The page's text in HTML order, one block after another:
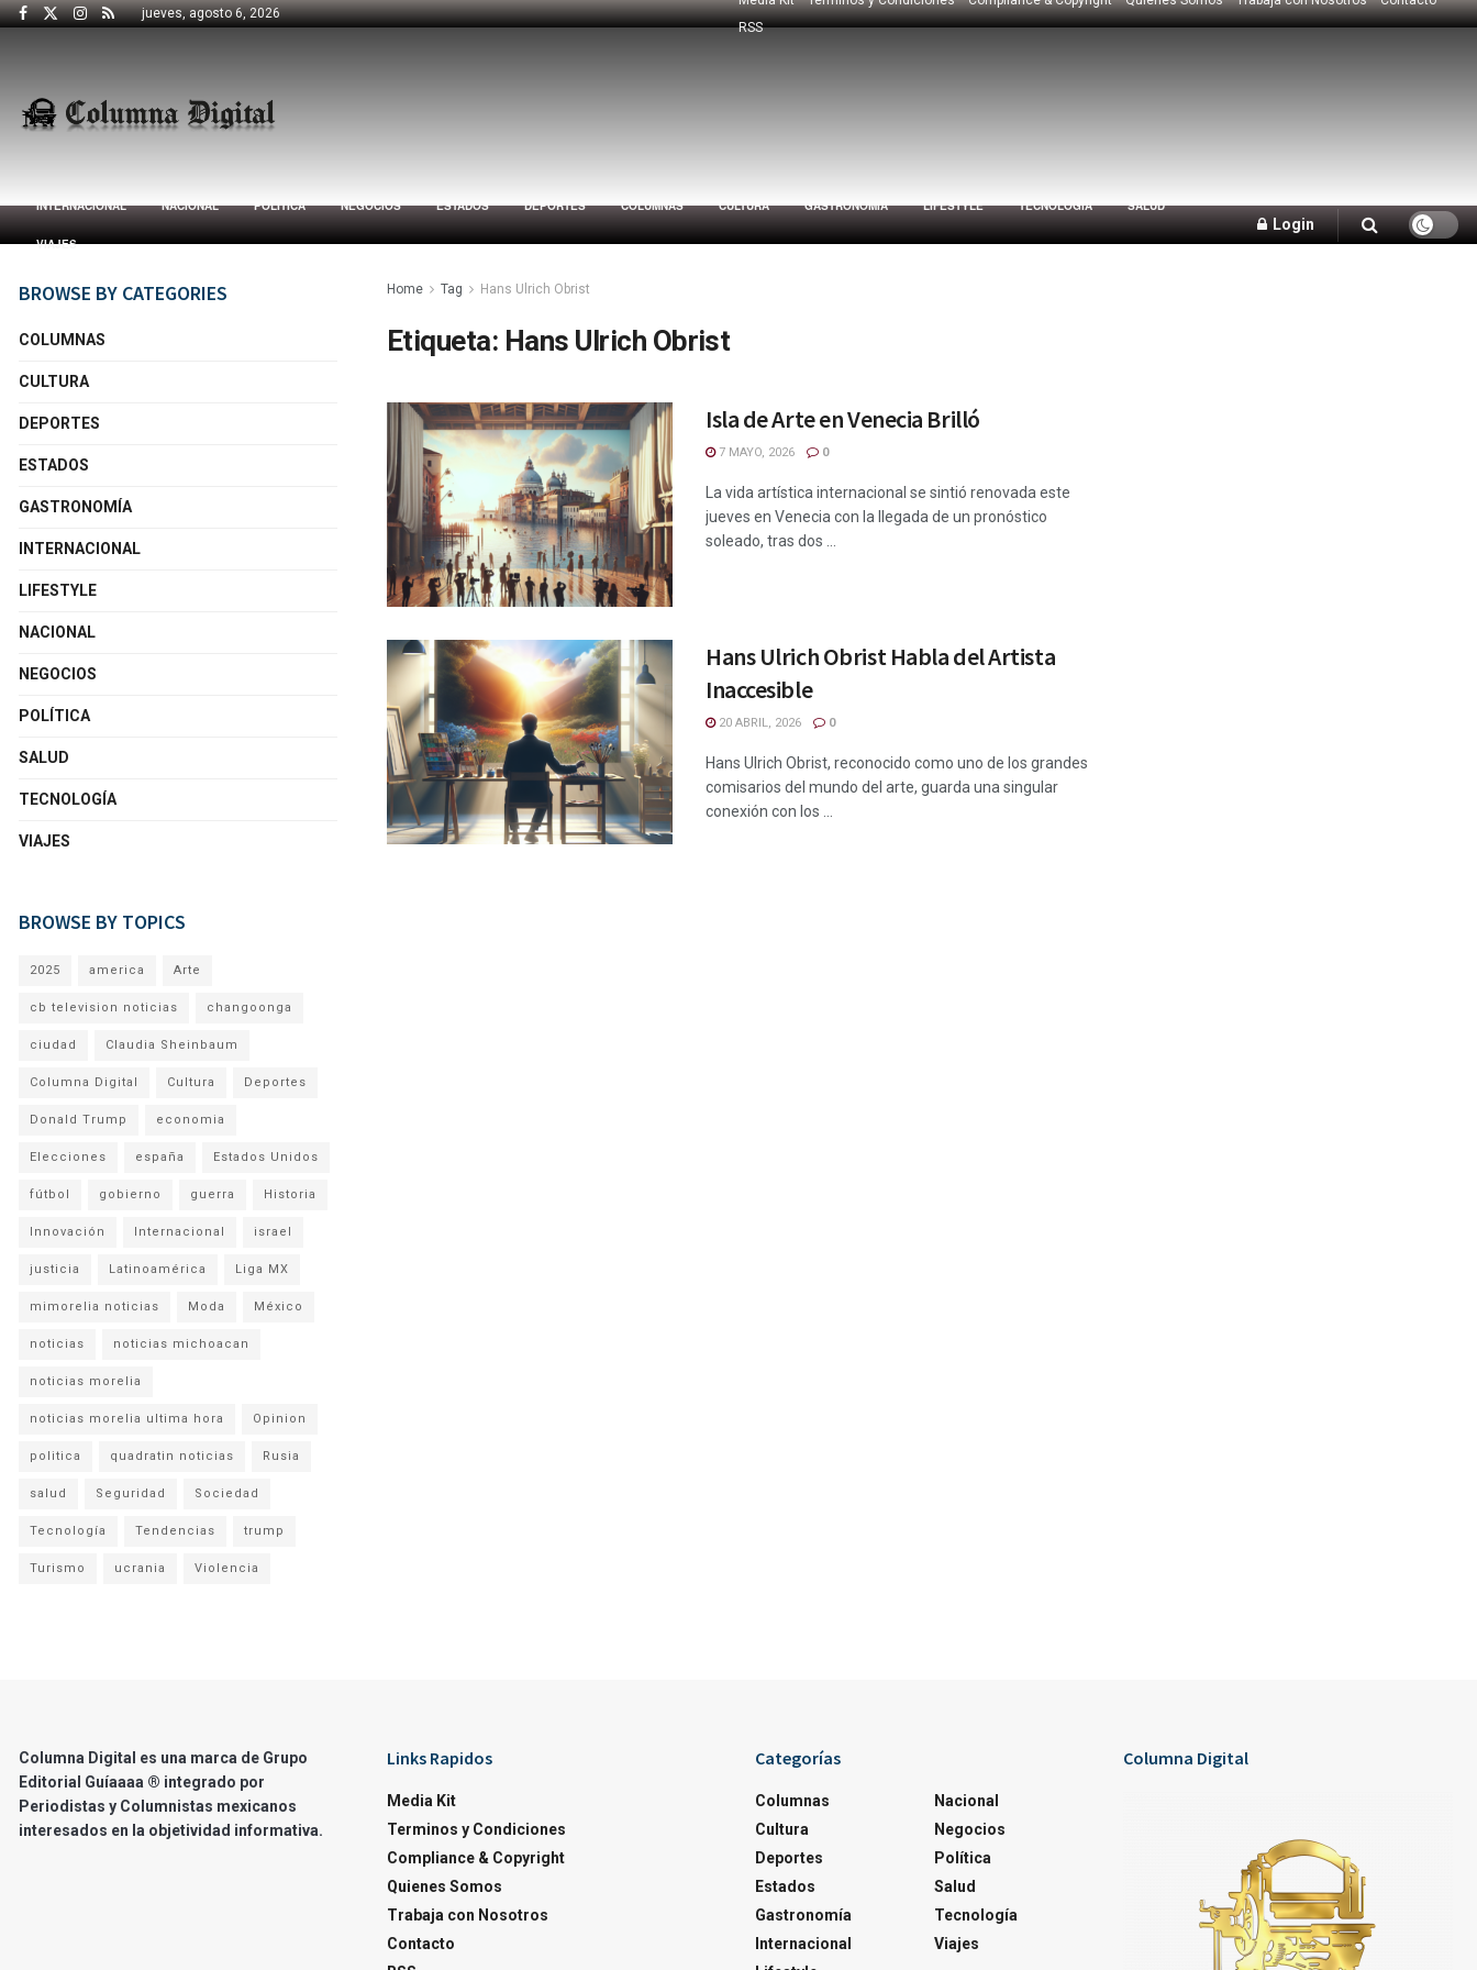
jueves, agosto 6, 2026
RSS
INTERNACIONAL NACIONAL POLÍTICA NEGOCIOS ESTADOS DEPORTES COLUMNAS CULTURA GASTRONOMÍA LIFESTYLE TECNOLOGÍA SALUD
VIAJES
Login
Home Tag Hans Ulrich Obrist
Etiqueta: Hans Ulrich Obrist
Isla de Arte en Venecia Brilló
7 MAYO, 2026 0
La vida artística internacional se sintió renovada este
jueves en Venecia con la llegada de un pronóstico
soleado, tras dos ...
Hans Ulrich Obrist Habla del Artista
Inaccesible
20 ABRIL, 2026 0
Hans Ulrich Obrist, reconocido como uno de los grandes
comisarios del mundo del arte, guarda una singular
conexión con los ...
BROWSE BY CATEGORIES
COLUMNAS
CULTURA
DEPORTES
ESTADOS
GASTRONOMÍA
INTERNACIONAL
LIFESTYLE
NACIONAL
NEGOCIOS
POLÍTICA
SALUD
TECNOLOGÍA
VIAJES
BROWSE BY TOPICS
2025 america Arte
cb television noticias changoonga
ciudad Claudia Sheinbaum
Columna Digital Cultura Deportes
Donald Trump economia
Elecciones españa Estados Unidos
fútbol gobierno guerra Historia
Innovación Internacional israel
justicia Latinoamérica Liga MX
mimorelia noticias Moda México
noticias noticias michoacan
noticias morelia
noticias morelia ultima hora Opinion
politica quadratin noticias Rusia
salud Seguridad Sociedad
Tecnología Tendencias trump
Turismo ucrania Violencia
Columna Digital es una marca de Grupo
Editorial Guíaaaa ® integrado por
Periodistas y Columnistas mexicanos
interesados en la objetividad informativa.
Links Rapidos
Media Kit
Terminos y Condiciones
Compliance & Copyright
Quienes Somos
Trabaja con Nosotros
Contacto
Categorías
Columnas
Cultura
Deportes
Estados
Gastronomía
Internacional
Nacional
Negocios
Política
Salud
Tecnología
Viajes
Columna Digital